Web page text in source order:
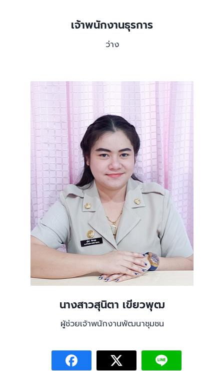
เจ้าพนักงานธุรการ
ว่าง
นางสาวสุนิตา เขียวพุฒ
ผู้ช่วยเจ้าพนักงานพัฒนาชุมชน